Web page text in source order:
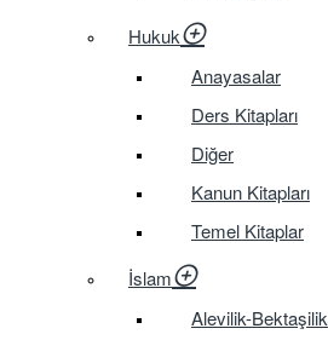
Hukuk
Anayasalar
Ders Kitapları
Diğer
Kanun Kitapları
Temel Kitaplar
İslam
Alevilik-Bektaşilik